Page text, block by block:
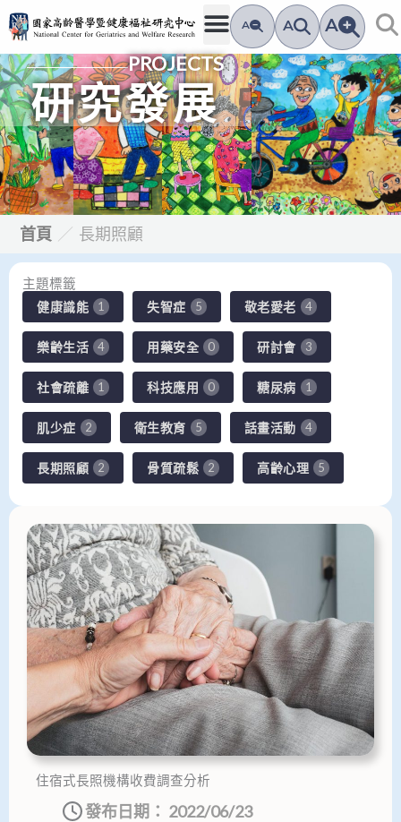
跳
至
主
要
內
容
A A A
PROJECTS
研究發展
首頁 ／ 長期照顧
主題標籤
健康識能
1 失智症 5 敬老愛老 4
樂齡生活 4 用藥安全 0 研討會 3
社會疏離 1 科技應用 0 糖尿病 1
肌少症 2 衛生教育 5 話畫活動 4
長期照顧 2 骨質疏鬆 2 高齡心理 5
住宿式長照機構收費調查分析
發布日期： 2022/06/23